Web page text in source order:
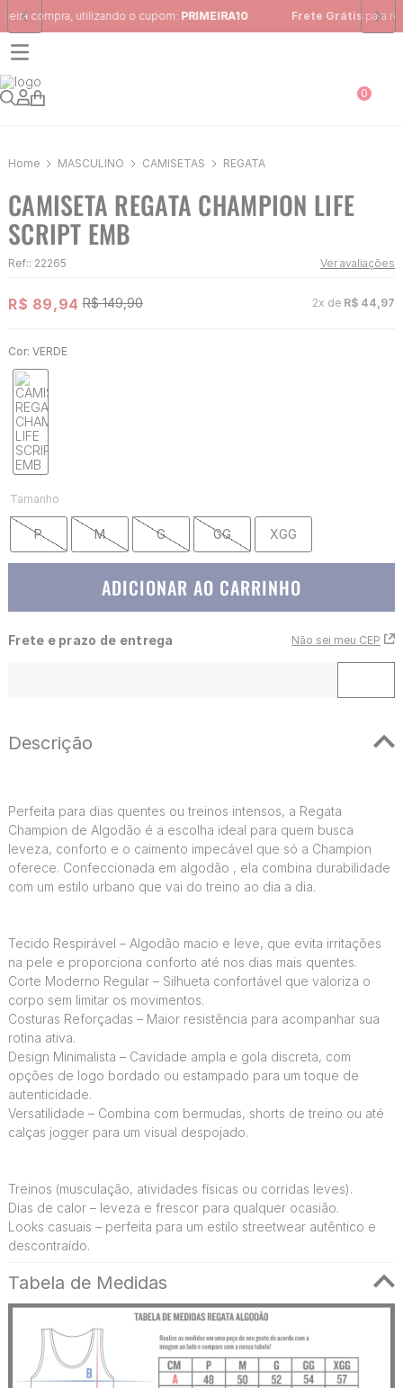
Frete Grátispara região Sudeste em pedidos acima de R$ 399,00
0
MASCULINO CAMISETAS REGATA
CAMISETA REGATA CHAMPION LIFE
SCRIPT EMB
Ref:: 22265 Ver avaliações
R$ 89,94 R$ 149,90 2x de R$ 44 97
Cor: VERDE
Tamanho
P M G GG XGG
ADICIONAR AO CARRINHO
Frete e prazo de entrega Não sei meu CEP
Descrição
Perfeita para dias quentes ou treinos intensos, a Regata
Champion de Algodão é a escolha ideal para quem busca
leveza, conforto e o caimento impecável que só a Champion
oferece. Confeccionada em algodão , ela combina durabilidade
com um estilo urbano que vai do treino ao dia a dia.
Tecido Respirável – Algodão macio e leve, que evita irritações
na pele e proporciona conforto até nos dias mais quentes.
Corte Moderno Regular – Silhueta confortável que valoriza o
corpo sem limitar os movimentos.
Costuras Reforçadas – Maior resistência para acompanhar sua
rotina ativa.
Design Minimalista – Cavidade ampla e gola discreta, com
opções de logo bordado ou estampado para um toque de
autenticidade.
Versatilidade – Combina com bermudas, shorts de treino ou até
calças jogger para um visual despojado.
Treinos (musculação, atividades físicas ou corridas leves).
Dias de calor – leveza e frescor para qualquer ocasião.
Looks casuais – perfeita para um estilo streetwear autêntico e
descontraído.
Tabela de Medidas